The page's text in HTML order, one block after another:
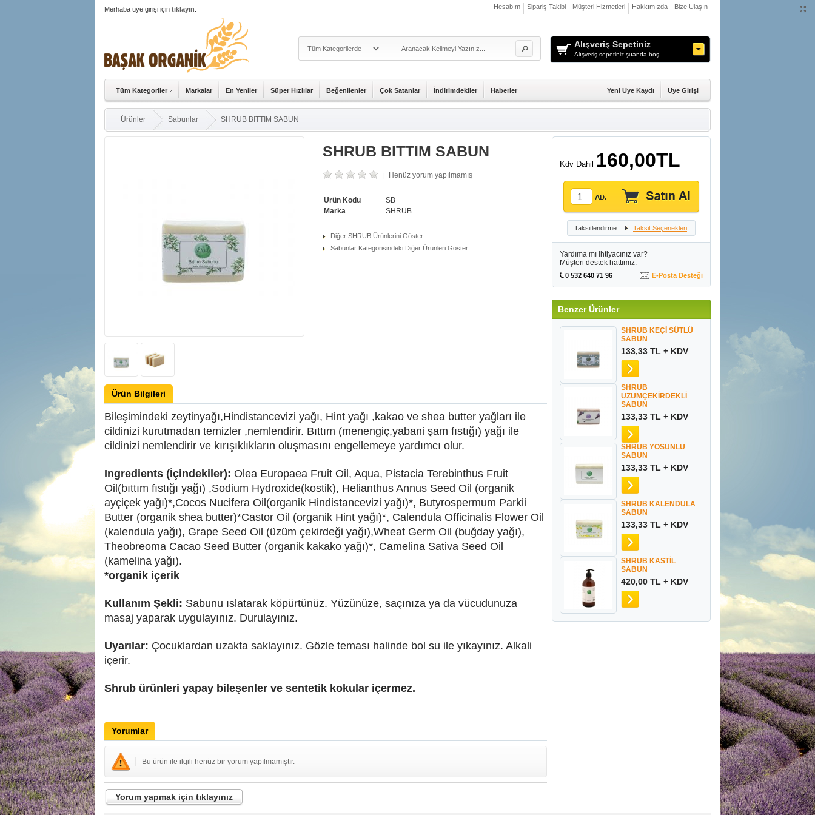
Merhaba üye girişi için tıklayın
Alışveriş Sepetiniz
Alışveriş sepetiniz şuanda boş.
Tüm Kategoriler Markalar En Yeniler Süper Hızlılar Beğenilenler Çok Satanlar İndirimdekiler Haberler Üye Girişi
Yeni Üye Kaydı
Bize Ulaşın
Hakkımızda
Müşteri Hizmetleri
Sipariş Takibi
Hesabım
Ürünler Sabunlar SHRUB BITTIM SABUN
SHRUB BITTIM SABUN
| Henüz yorum yapılmamış
Ürün Kodu
SB
Marka
SHRUB
Diğer SHRUB Ürünlerini Göster
Sabunlar Kategorisindeki Diğer Ürünleri Göster
Ürün Bilgileri
Bileşimindeki zeytinyağı,Hindistancevizi yağı, Hint yağı ,kakao ve shea butter yağları ile
cildinizi kurutmadan temizler ,nemlendirir. Bıttım (menengiç,yabani şam fıstığı) yağı ile
cildinizi nemlendirir ve kırışıklıkların oluşmasını engellemeye yardımcı olur.
Ingredients (İçindekiler): Olea Europaea Fruit Oil, Aqua, Pistacia Terebinthus Fruit
Oil(bıttım fıstığı yağı) ,Sodium Hydroxide(kostik), Helianthus Annus Seed Oil (organik
ayçiçek yağı)*,Cocos Nucifera Oil(organik Hindistancevizi yağı)*, Butyrospermum Parkii
Butter (organik shea butter)*Castor Oil (organik Hint yağı)*, Calendula Officinalis Flower Oil
(kalendula yağı), Grape Seed Oil (üzüm çekirdeği yağı),Wheat Germ Oil (buğday yağı),
Theobreoma Cacao Seed Butter (organik kakako yağı)*, Camelina Sativa Seed Oil
(kamelina yağı).
*organik içerik
Kullanım Şekli: Sabunu ıslatarak köpürtünüz. Yüzünüze, saçınıza ya da vücudunuza
masaj yaparak uygulayınız. Durulayınız.
Uyarılar: Çocuklardan uzakta saklayınız. Gözle teması halinde bol su ile yıkayınız. Alkali
içerir.
Shrub ürünleri yapay bileşenler ve sentetik kokular içermez.
Kdv Dahil 160,00TL
Taksitlendirme: Taksit Seçenekleri
Yardıma mı ihtiyacınız var?
Müşteri destek hattımız:
0 532 640 71 96 E-Posta Desteği
Benzer Ürünler
SHRUB KEÇİ SÜTLÜ
SABUN
133,33 TL + KDV
SHRUB
ÜZÜMÇEKİRDEKLİ
SABUN
133,33 TL + KDV
SHRUB YOSUNLU
SABUN
133,33 TL + KDV
SHRUB KALENDULA
SABUN
133,33 TL + KDV
SHRUB KASTİL
SABUN
420,00 TL + KDV
Yorumlar
Bu ürün ile ilgili henüz bir yorum yapılmamıştır.
Yorum yapmak için tıklayınız